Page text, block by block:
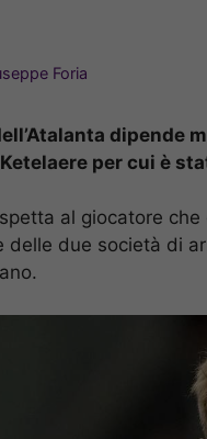
Foria
dipende
per cui è
al giocatore
delle due società di